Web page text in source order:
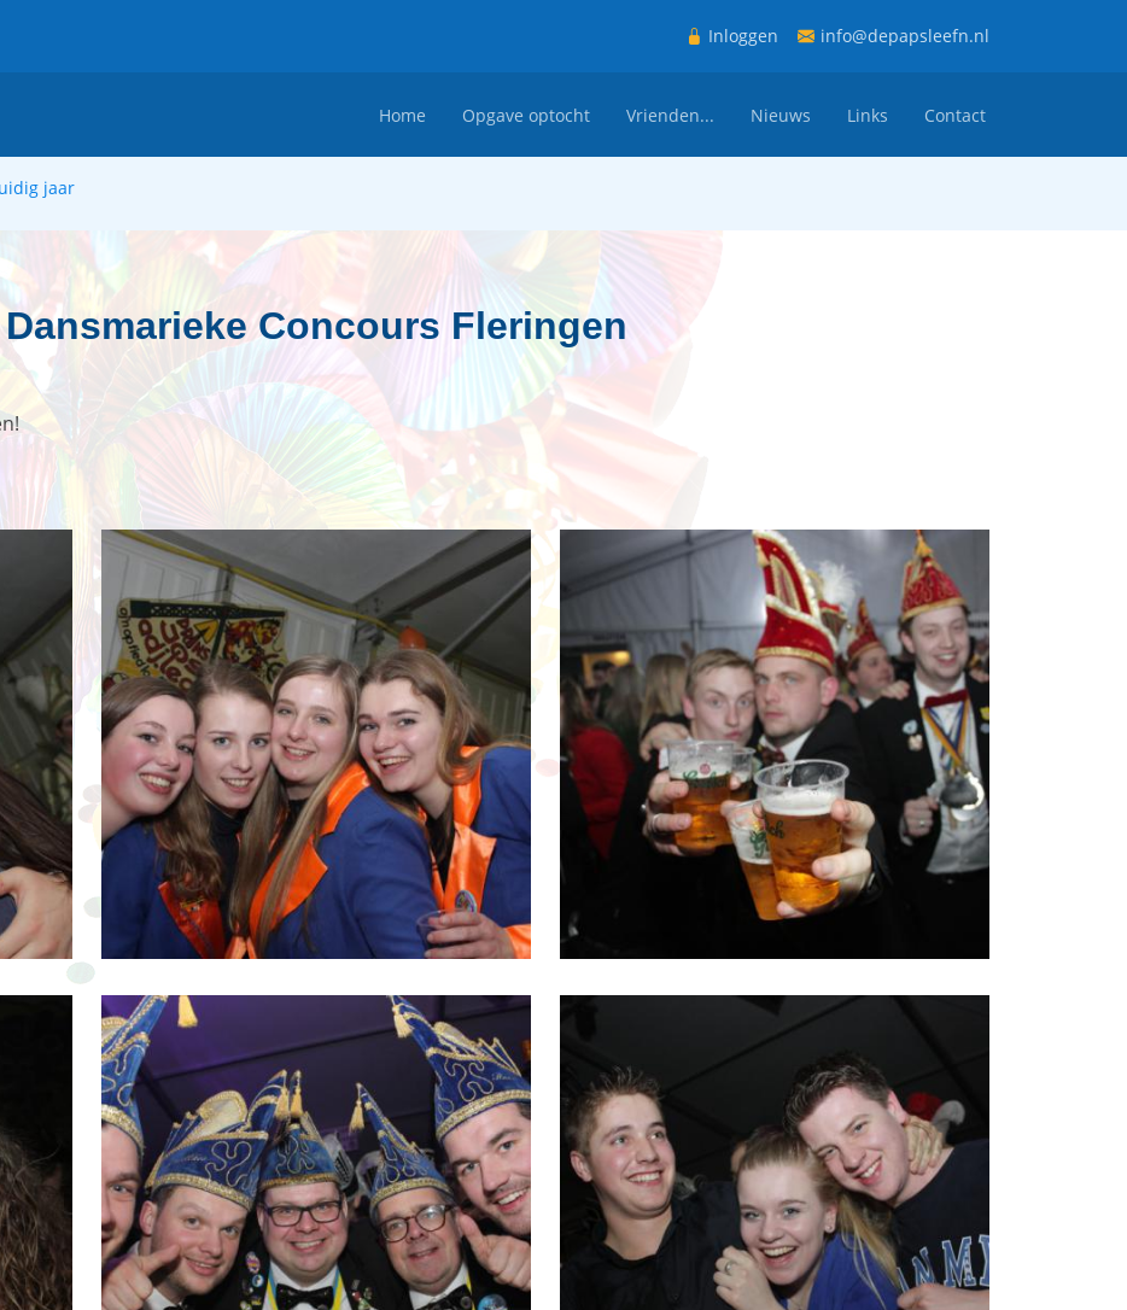
Inloggen info@depapsleefn.nl
Home Opgave optocht Vrienden... Nieuws Links Contact
jaar
Dansmarieke Concours Fleringen